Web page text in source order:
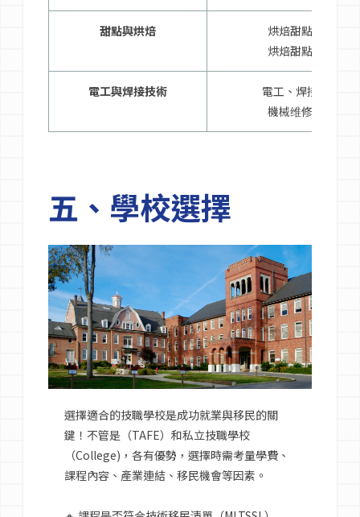
甜點與烘焙
烘焙甜點主廚
烘焙甜點幫廚
電工與焊接技術
電工、焊接技師
機械维修專家
五、學校選擇
選擇適合的技職學校是成功就業與移民的關
鍵！不管是（TAFE）和私立技職學校
（College)，各有優勢，選擇時需考量學費、
課程內容、產業連結、移民機會等因素。